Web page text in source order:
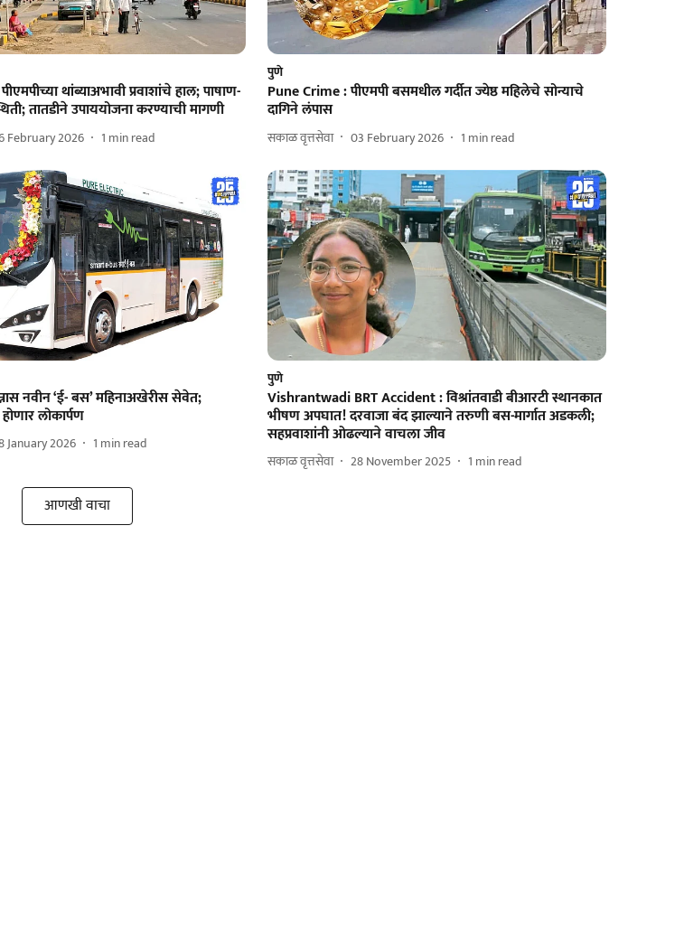
थांब्याअभावी प्रवाशांचे हाल; पाषाण-
तातडीने उपाययोजना करण्याची मागणी
February 2026 1 min read
पुणे
Pune Crime : पीएमपी बसमधील गर्दीत ज्येष्ठ महिलेचे सोन्याचे
दागिने लंपास
सकाळ वृत्तसेवा 03 February 2026 1 min read
नवीन ‘ई- बस’ महिनाअखेरीस सेवेत;
लोकार्पण
January 2026 1 min read
पुणे
Vishrantwadi BRT Accident : विश्रांतवाडी बीआरटी स्थानकात
भीषण अपघात! दरवाजा बंद झाल्याने तरुणी बस-मार्गात अडकली;
सहप्रवाशांनी ओढल्याने वाचला जीव
सकाळ वृत्तसेवा 28 November 2025 1 min read
आणखी वाचा